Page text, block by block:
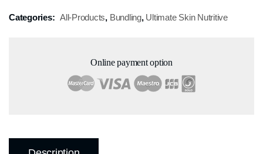
Categories: All-Products, Bundling, Ultimate Skin Nutritive
Online payment option